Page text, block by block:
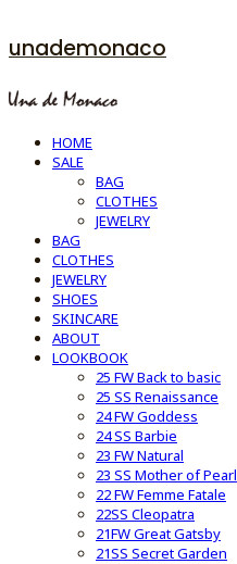
unademonaco
HOME
SALE
BAG
CLOTHES
JEWELRY
BAG
CLOTHES
JEWELRY
SHOES
SKINCARE
ABOUT
LOOKBOOK
25 FW Back to basic
25 SS Renaissance
24 FW Goddess
24 SS Barbie
23 FW Natural
23 SS Mother of Pearl
22 FW Femme Fatale
22SS Cleopatra
21FW Great Gatsby
21SS Secret Garden